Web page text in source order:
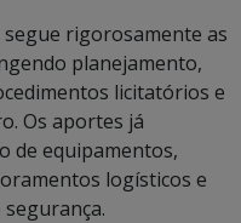
rigorosamente as
planejamento,
licitatórios e
Os aportes já
de equipamentos,
logísticos e